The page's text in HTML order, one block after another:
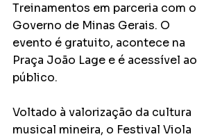
Treinamentos em parceria com o
Governo de Minas Gerais. O
evento é gratuito, acontece na
Praça João Lage e é acessível ao
público.
Voltado à valorização da cultura
musical mineira, o Festival Viola